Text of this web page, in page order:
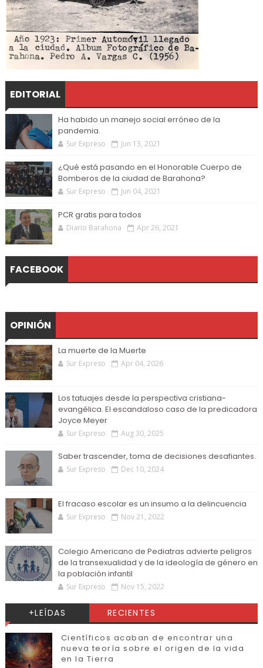
EDITORIAL
Ha habido un manejo social erróneo de la
pandemia.
Sur Expreso Jun 13, 2021
¿Qué está pasando en el Honorable Cuerpo de
Bomberos de la ciudad de Barahona?
Sur Expreso Jun 04, 2021
PCR gratis para todos
Diario Barahona Apr 26, 2021
FACEBOOK
OPINIÓN
La muerte de la Muerte
Sur Expreso Apr 04, 2026
Los tatuajes desde la perspectiva cristiana-
evangélica. El escandaloso caso de la predicadora
Joyce Meyer
Sur Expreso Aug 30, 2025
Saber trascender, toma de decisiones desafiantes.
Sur Expreso Dec 10, 2024
El fracaso escolar es un insumo a la delincuencia
Sur Expreso Nov 21, 2022
Colegio Americano de Pediatras advierte peligros
de la transexualidad y de la ideología de género en
la población infantil
Sur Expreso Nov 15, 2022
+LEÍDAS RECIENTES
Científicos acaban de encontrar una
nueva teoría sobre el origen de la vida
en la Tierra